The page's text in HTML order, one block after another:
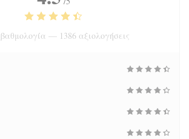
— 1386 αξιολογήσεις